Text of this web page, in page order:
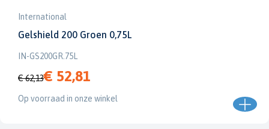
International
Gelshield 200 Groen 0,75L
IN-GS200GR.75L
€ 62,13€ 52,81
Op voorraad in onze winkel